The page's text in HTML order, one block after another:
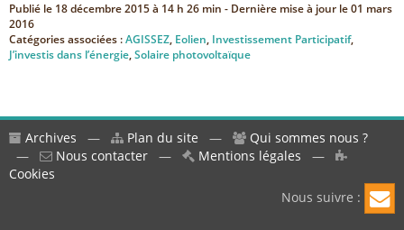
Publié le 18 décembre 2015 à 14 h 26 min - Dernière mise à jour le01 mars
2016
Catégories associées :AGISSEZ, Eolien, Investissement Participatif,
J’investis dans l’énergie,Solaire photovoltaïque
Archives — Plan du site —
Qui sommes nous ?
—
Nous contacter — Mentions légales —
Cookies
Nous suivre :